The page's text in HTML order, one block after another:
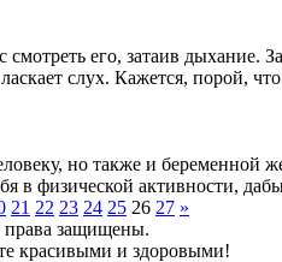
смотреть его, затаив
слух. Кажется, порой,
но также и беременной
в физической активности,
21 22 23 24 25 26 27 »
права защищены.
красивыми и здоровыми!